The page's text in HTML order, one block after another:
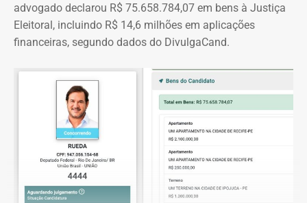
advogado declarou R$ 75.658.784,07 em bens à Justiça
Eleitoral, incluindo R$ 14,6 milhões em aplicações
financeiras, segundo dados do DivulgaCand.